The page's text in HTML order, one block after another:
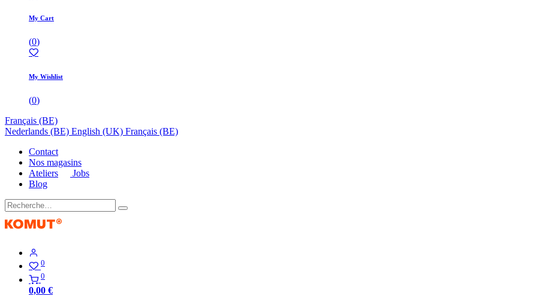
My Cart
(0)
My Wishlist
(0)
Français (BE)
Nederlands (BE) English (UK) Français (BE)
Contact
Nos magasins
Ateliers
Jobs
Blog
0
0
0,00 €